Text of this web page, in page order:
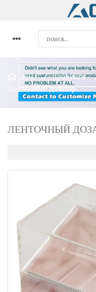
дом продукты
Ленточный дозатор
ЛЕНТОЧНЫЙ